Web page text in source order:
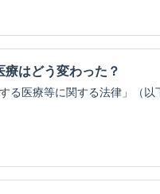
はどう変わった？
る医療等に関する法律」（以